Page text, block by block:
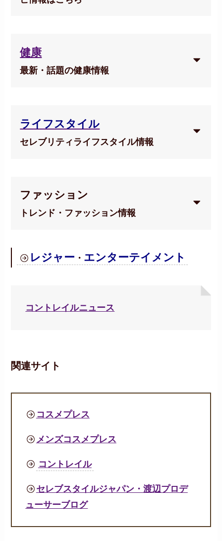
健康
最新・話題の健康情報
ライフスタイル
セレブリティライフスタイル情報
ファッション
トレンド・ファッション情報
レジャー ・ エンターテイメント
コントレイルニュース
関連サイト
コスメプレス
メンズコスメプレス
コントレイル
セレブスタイルジャパン・渡辺プロデ
ューサーブログ